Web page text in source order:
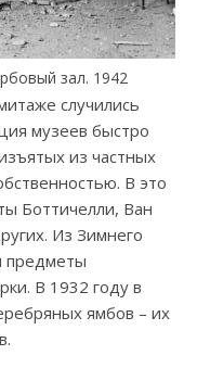
зал. 1942
случились
музеев быстро
из частных
В это
Боттичелли, Ван
Из Зимнего
предметы
В 1932 году в
ямбов – их